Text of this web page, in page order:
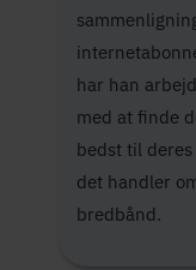
har han
med at finde
bedst til
det handler
bredbånd.